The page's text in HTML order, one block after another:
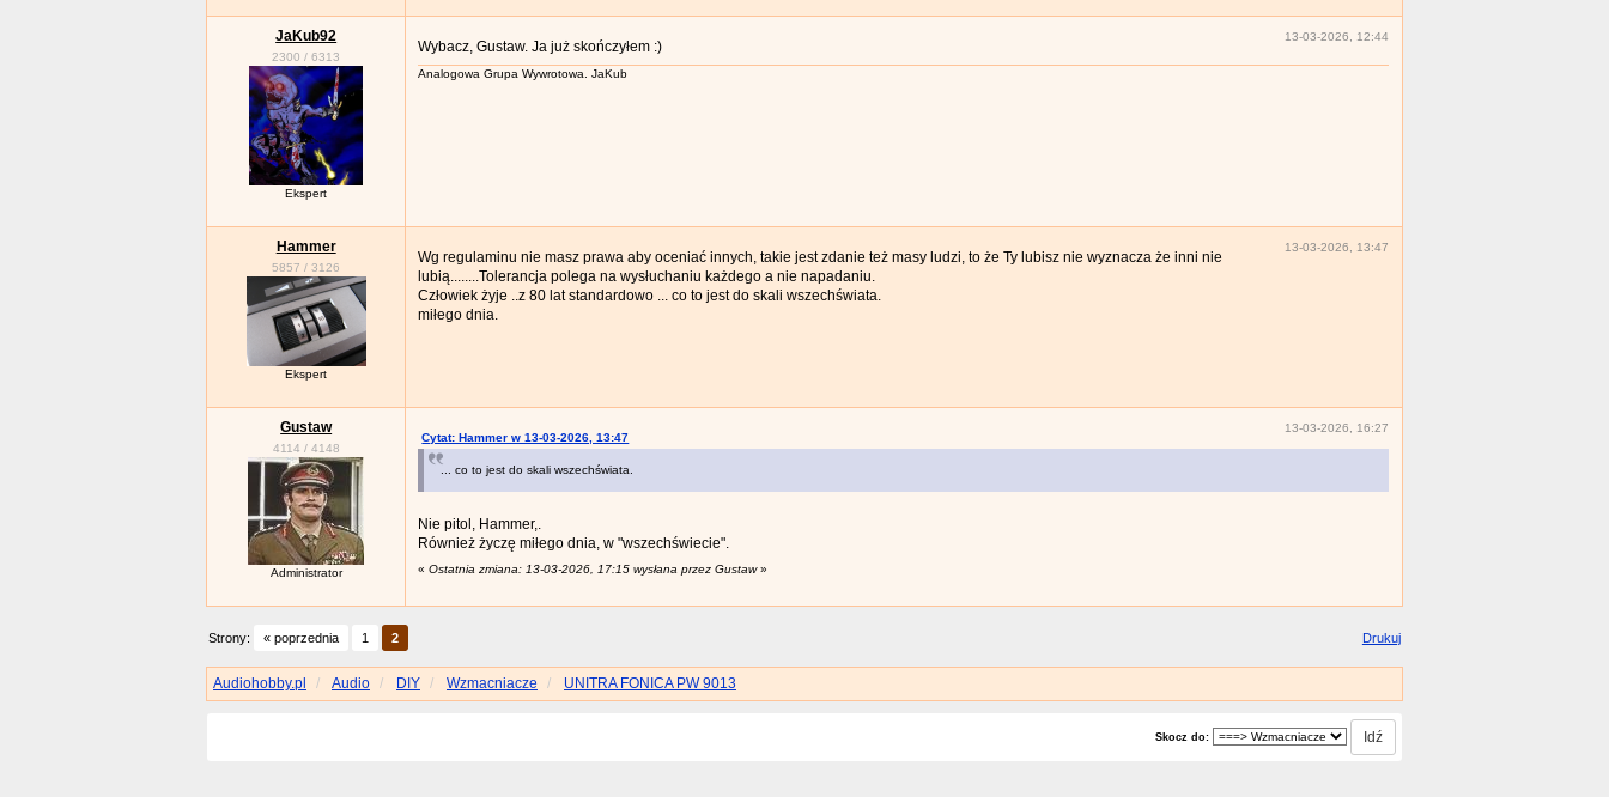
JaKub92
2300 /6313
Ekspert
13-03-2026, 12:44
Wybacz, Gustaw. Ja już skończyłem :)
Analogowa Grupa Wywrotowa. JaKub
Hammer
5857 /3126
Ekspert
13-03-2026, 13:47
Wg regulaminu nie masz prawa aby oceniać innych, takie jest zdanie też masy ludzi, to że Ty lubisz nie wyznacza że inni nie
lubią........Tolerancja polega na wysłuchaniu każdego a nie napadaniu.
Człowiek żyje ..z 80 lat standardowo ... co to jest do skali wszechświata.
miłego dnia.
Gustaw
4114 / 4148
Administrator
13-03-2026, 16:27
Cytat: Hammer w 13-03-2026, 13:47
... co to jest do skali wszechświata.
Nie pitol, Hammer,.
Również życzę miłego dnia, w "wszechświecie".
«Ostatnia zmiana: 13-03-2026, 17:15 wysłana przez Gustaw»
Drukuj
Strony: « poprzednia 1 2
Audiohobby.pl Audio DIY Wzmacniacze UNITRA FONICA PW 9013
Skocz do: